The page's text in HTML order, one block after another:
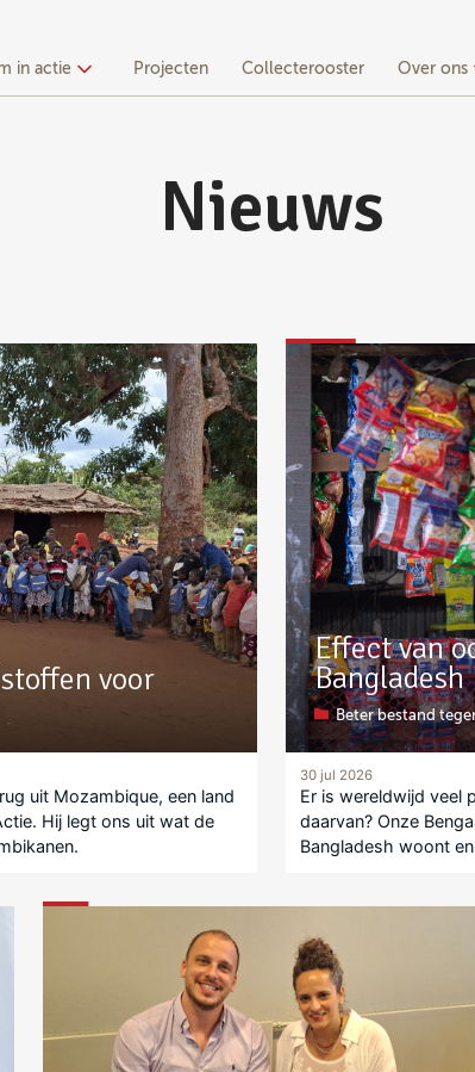
in actie Projecten Collecterooster Over ons
Nieuws
voor
uit Mozambique, een land
Hij legt ons uit wat de
Effect van
Bangladesh
Beter bestand
30 jul 2026
Er is wereldwijd veel
daarvan? Onze
Bangladesh woont